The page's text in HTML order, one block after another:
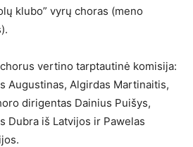
klubo” vyrų choras (meno
vertino tarptautinė komisija:
Augustinas, Algirdas Martinaitis,
dirigentas Dainius Puišys,
Dubra iš Latvijos ir Pawelas